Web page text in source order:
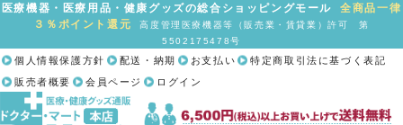
医療機器・医療用品・健康グッズの総合ショッピングモール全商品一律
３％ポイント還元
高度管理医療機器等（販売業・賃貸業）許可 第
5502175478号
個人情報保護方針 配送・納期 お支払い
特定商取引法に基づく表記
販売者概要
会員ページ ログイン